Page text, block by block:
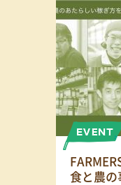
食と農の